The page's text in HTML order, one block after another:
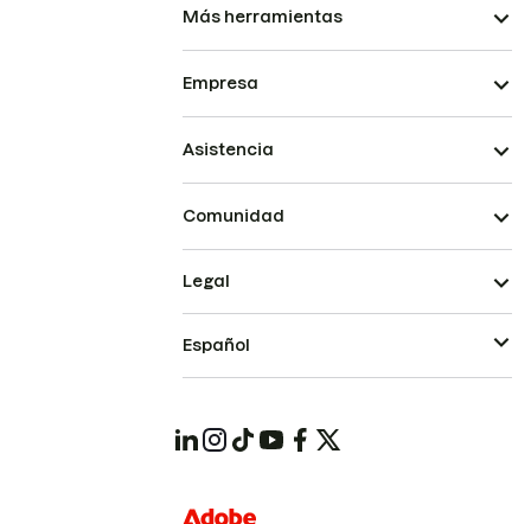
Más herramientas
Empresa
Asistencia
Comunidad
Legal
Español